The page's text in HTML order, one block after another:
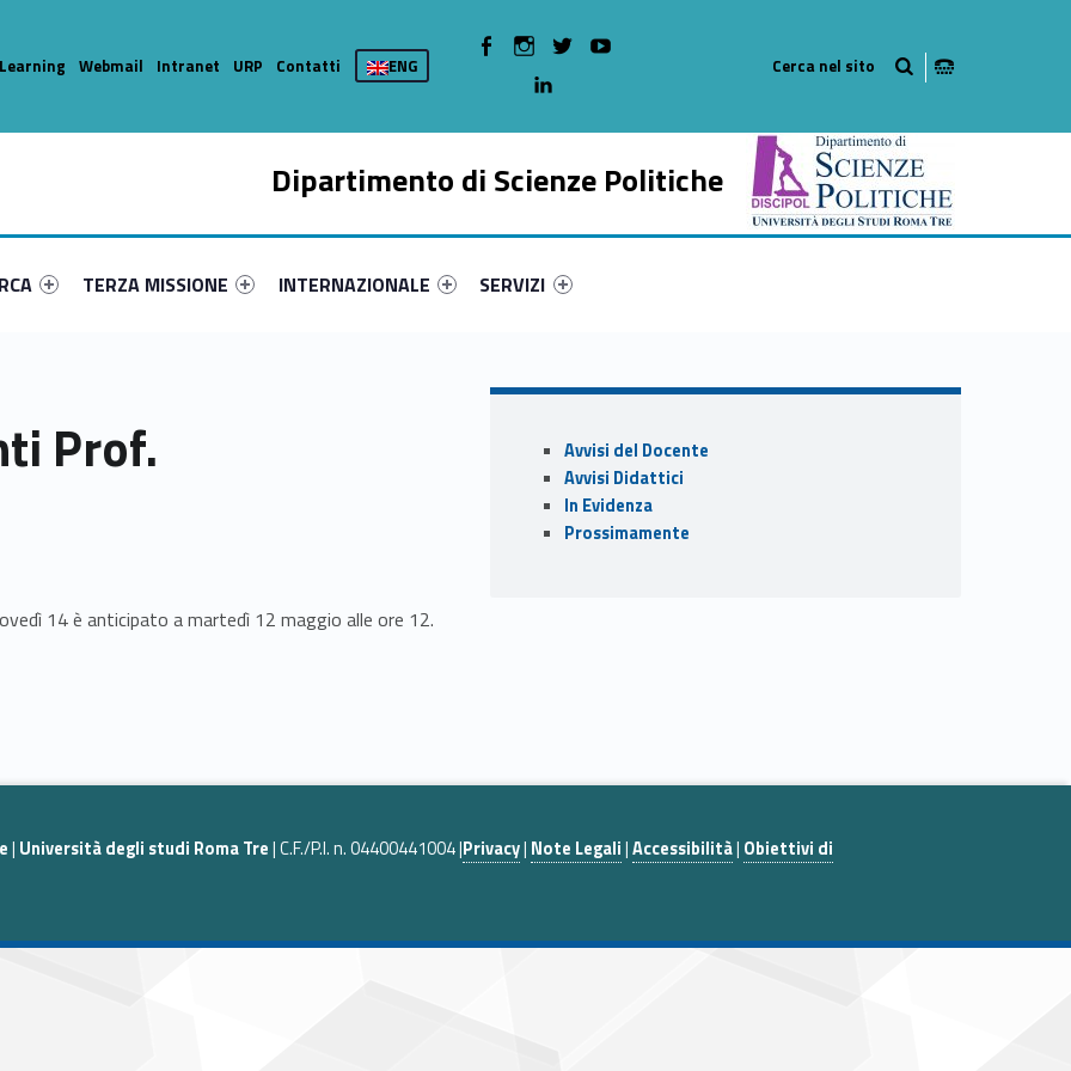
Dipartimento di Scienze Politiche
primary-99103-15
#link-menu-primary-14141-37
Link identifier #link-menu-primary-49344-49
TERZA MISSIONE
Link identifier #link-menu-primary-61828-54
INTERNAZIONALE
Link identifier #link-menu-primary-83590-65
SERVIZI
Webmail Intranet URP Contatti ENG
WebMan on Facebook
WebMan on Instagram
WebMan on twitter
Prof.
14 è anticipato a martedì 12 maggio alle ore 12.
Sidebar
Avvisi del Docente
Avvisi Didattici
In Evidenza
Prossimamente
| Università degli studi Roma Tre| C.F./P.I. n. 04400441004 |Privacy| Note Legali|Accessibilità| Obiettivi di